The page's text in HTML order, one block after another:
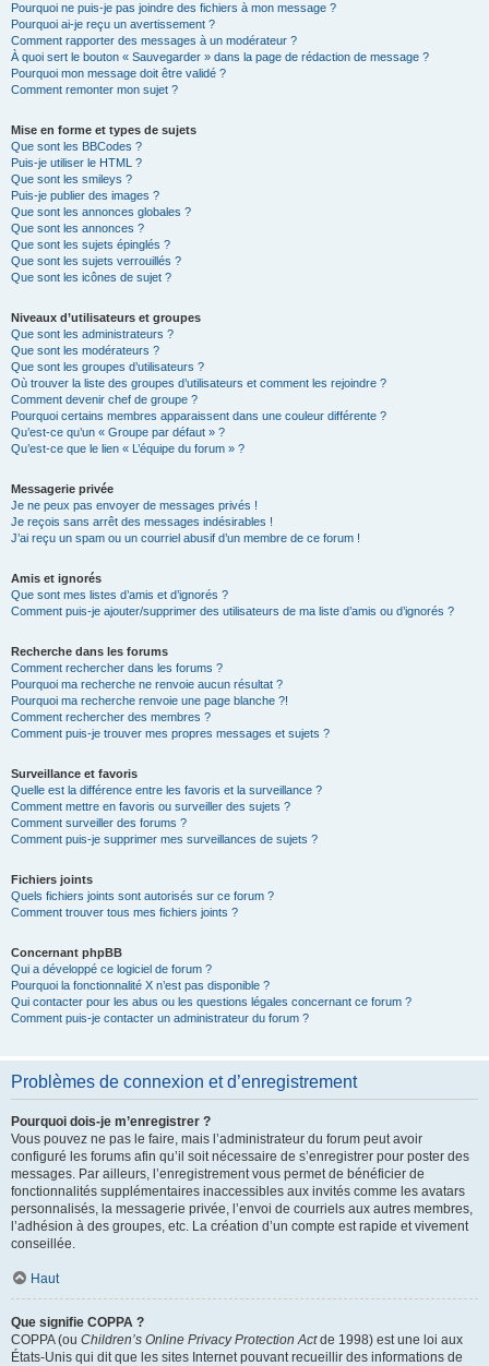
Pourquoi ne puis-je pas joindre des fichiers à mon message ?
Pourquoi ai-je reçu un avertissement ?
Comment rapporter des messages à un modérateur ?
À quoi sert le bouton « Sauvegarder » dans la page de rédaction de message ?
Pourquoi mon message doit être validé ?
Comment remonter mon sujet ?
Mise en forme et types de sujets
Que sont les BBCodes ?
Puis-je utiliser le HTML ?
Que sont les smileys ?
Puis-je publier des images ?
Que sont les annonces globales ?
Que sont les annonces ?
Que sont les sujets épinglés ?
Que sont les sujets verrouillés ?
Que sont les icônes de sujet ?
Niveaux d’utilisateurs et groupes
Que sont les administrateurs ?
Que sont les modérateurs ?
Que sont les groupes d’utilisateurs ?
Où trouver la liste des groupes d’utilisateurs et comment les rejoindre ?
Comment devenir chef de groupe ?
Pourquoi certains membres apparaissent dans une couleur différente ?
Qu’est-ce qu’un « Groupe par défaut » ?
Qu’est-ce que le lien « L’équipe du forum » ?
Messagerie privée
Je ne peux pas envoyer de messages privés !
Je reçois sans arrêt des messages indésirables !
J’ai reçu un spam ou un courriel abusif d’un membre de ce forum !
Amis et ignorés
Que sont mes listes d’amis et d’ignorés ?
Comment puis-je ajouter/supprimer des utilisateurs de ma liste d’amis ou d’ignorés ?
Recherche dans les forums
Comment rechercher dans les forums ?
Pourquoi ma recherche ne renvoie aucun résultat ?
Pourquoi ma recherche renvoie une page blanche ?!
Comment rechercher des membres ?
Comment puis-je trouver mes propres messages et sujets ?
Surveillance et favoris
Quelle est la différence entre les favoris et la surveillance ?
Comment mettre en favoris ou surveiller des sujets ?
Comment surveiller des forums ?
Comment puis-je supprimer mes surveillances de sujets ?
Fichiers joints
Quels fichiers joints sont autorisés sur ce forum ?
Comment trouver tous mes fichiers joints ?
Concernant phpBB
Qui a développé ce logiciel de forum ?
Pourquoi la fonctionnalité X n’est pas disponible ?
Qui contacter pour les abus ou les questions légales concernant ce forum ?
Comment puis-je contacter un administrateur du forum ?
Problèmes de connexion et d’enregistrement
Pourquoi dois-je m’enregistrer ?
Vous pouvez ne pas le faire, mais l’administrateur du forum peut avoir
configuré les forums afin qu’il soit nécessaire de s’enregistrer pour poster des
messages. Par ailleurs, l’enregistrement vous permet de bénéficier de
fonctionnalités supplémentaires inaccessibles aux invités comme les avatars
personnalisés, la messagerie privée, l’envoi de courriels aux autres membres,
l’adhésion à des groupes, etc. La création d’un compte est rapide et vivement
conseillée.
Haut
Que signifie COPPA ?
COPPA (ou Children’s Online Privacy Protection Actde 1998) est une loi aux
États-Unis qui dit que les sites Internet pouvant recueillir des informations de